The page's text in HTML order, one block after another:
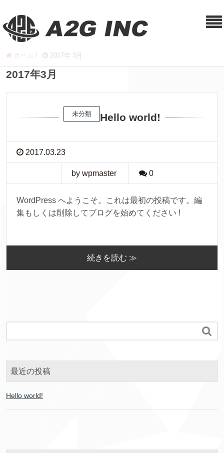
ホーム / 2017年 3月
2017年3月
未分類 Hello world!
2017.03.23
by wpmaster 0
WordPress へようこそ。これは最初の投稿です。編
集もしくは削除してブログを始めてください !
続きを読む ≫

最近の投稿
Hello world!